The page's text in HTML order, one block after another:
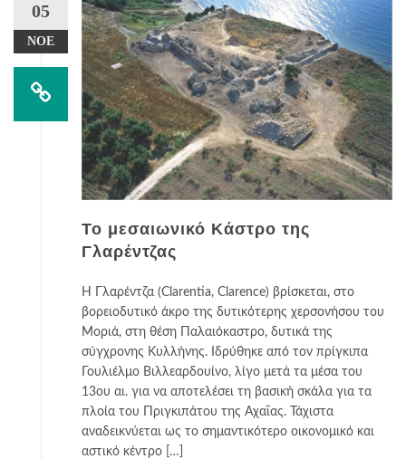
05
ΝΟΈ
Το μεσαιωνικό Κάστρο της
Γλαρέντζας
Η Γλαρέντζα (Clarentia, Clarence) βρίσκεται, στο
βορειοδυτικό άκρο της δυτικότερης χερσονήσου του
Μοριά, στη θέση Παλαιόκαστρο, δυτικά της
σύγχρονης Κυλλήνης. Ιδρύθηκε από τον πρίγκιπα
Γουλιέλμο Βιλλεαρδουίνο, λίγο μετά τα μέσα του
13ου αι. για να αποτελέσει τη βασική σκάλα για τα
πλοία του Πριγκιπάτου της Αχαΐας. Τάχιστα
αναδεικνύεται ως το σημαντικότερο οικονομικό και
αστικό κέντρο […]